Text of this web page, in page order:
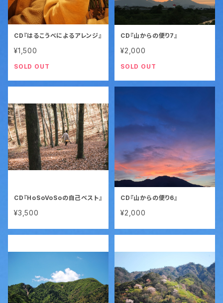
CD『はるこうべによるアレンジ』
¥1,500
SOLD OUT
CD『山からの便り7』
¥2,000
SOLD OUT
CD『HoSoVoSoの自己ベスト』
¥3,500
CD『山からの便り6』
¥2,000